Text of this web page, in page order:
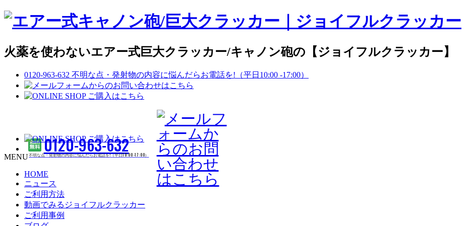
火薬を使わないエアー式巨大クラッカー/キャノン砲の【ジョイフルクラッカー】
0120-963-632 不明な点・発射物の内容に悩んだらお電話を!（平日10:00 -17:00）
0120-963-632
不明な点・発射物の内容に悩んだらお電話を!（平日10:00 -17:00）
MENU
HOME
ニュース
ご利用方法
動画でみるジョイフルクラッカー
ご利用事例